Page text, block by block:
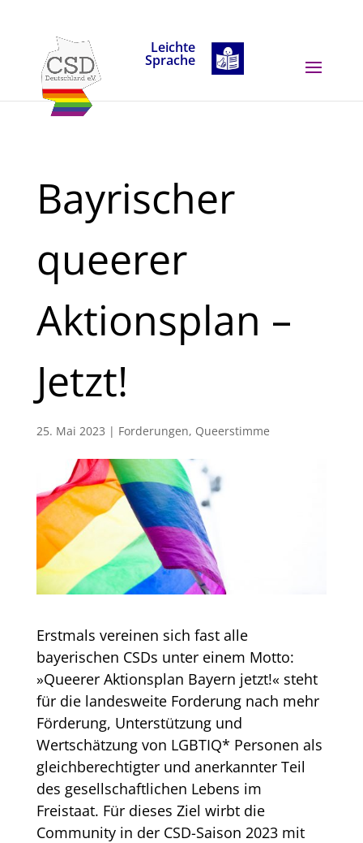
Leichte
Sprache
Bayrischer
queerer
Aktionsplan –
Jetzt!
25. Mai 2023 | Forderungen, Queerstimme
Erstmals vereinen sich fast alle
bayerischen CSDs unter einem Motto:
»Queerer Aktionsplan Bayern jetzt!« steht
für die landesweite Forderung nach mehr
Förderung, Unterstützung und
Wertschätzung von LGBTIQ* Personen als
gleichberechtigter und anerkannter Teil
des gesellschaftlichen Lebens im
Freistaat. Für dieses Ziel wirbt die
Community in der CSD-Saison 2023 mit